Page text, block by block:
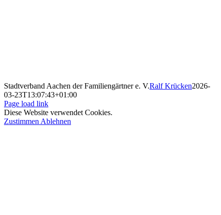
Stadtverband Aachen der Familiengärtner e. V.Ralf Krücken2026-
03-23T13:07:43+01:00
Page load link
Diese Website verwendet Cookies.
Zustimmen Ablehnen